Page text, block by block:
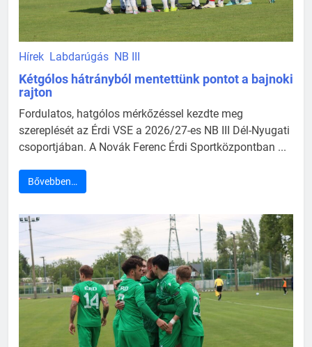
Hírek Labdarúgás NB III
Kétgólos hátrányból mentettünk pontot a bajnoki
rajton
Fordulatos, hatgólos mérkőzéssel kezdte meg
szereplését az Érdi VSE a 2026/27-es NB III Dél-Nyugati
csoportjában. A Novák Ferenc Érdi Sportközpontban ...
Bővebben…